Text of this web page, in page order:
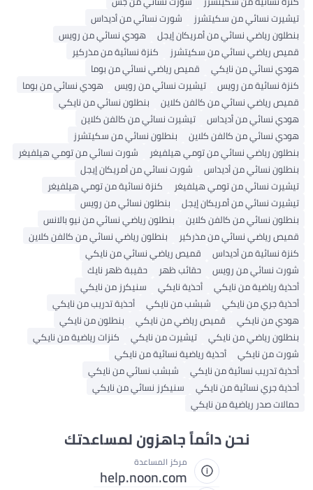
تيشيرت نسائي من سكيتشرز
شورت نسائي من أديداس
بنطلون رياضي نسائي من أمريكان إيجل
هودي نسائي من رويس
قميص رياضي نسائي من سكيتشرز
كنزة نسائية من مذركير
هودي نسائي من نايكي
قميص رياضي نسائي من بوما
كنزة نسائية من رويس
تيشيرت نسائي من رويس
هودي نسائي من بوما
قميص رياضي نسائي من كالفن كلاين
بنطلون نسائي من نايكي
هودي نسائي من أديداس
تيشيرت نسائي من كالفن كلاين
هودي نسائي من كالفن كلاين
بنطلون نسائي من سكيتشرز
بنطلون رياضي نسائي من تومي هيلفيغر
شورت نسائي من تومي هيلفيغر
بنطلون نسائي من أديداس
شورت نسائي من أمريكان إيجل
تيشيرت نسائي من تومي هيلفيغر
كنزة نسائية من تومي هيلفيغر
تيشيرت نسائي من أمريكان إيجل
بنطلون نسائي من رويس
بنطلون نسائي من كالفن كلاين
بنطلون رياضي نسائي من نيو بالانس
قميص رياضي نسائي من مذركير
بنطلون رياضي نسائي من كالفن كلاين
كنزة نسائية من أديداس
قميص رياضي نسائي من نايكي
شورت نسائي من رويس
حقائب ظهر
حقيبة ظهر نايك
أحذية رياضية من نايكي
أحذية نايكي
سنيكرز من نايكي
أحذية جري من نايكي
شبشب من نايكي
أحذية تدريب من نايكي
هودي من نايكي
قميص رياضي من نايكي
بنطلون من نايكي
بنطلون رياضي من نايكي
تيشيرت من نايكي
كنزات رياضية من نايكي
شورت من نايكي
أحذية رياضية نسائية من نايكي
أحذية تدريب نسائية من نايكي
شبشب نسائي من نايكي
أحذية جري نسائية من نايكي
سنيكرز نسائي من نايكي
حمالات صدر رياضية من نايكي
نحن دائماً جاهزون لمساعدتك
مركز المساعدة
help.noon.com